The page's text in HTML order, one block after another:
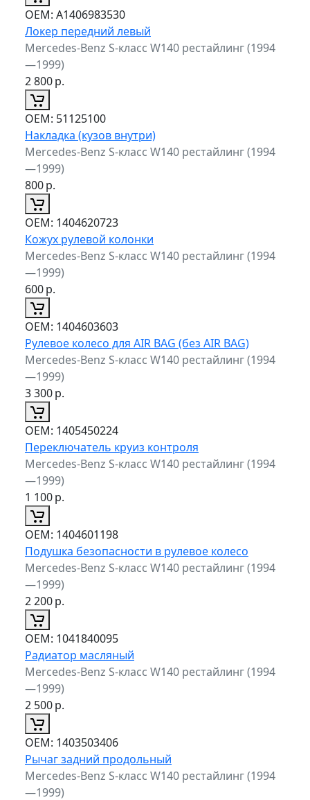
ОЕМ: A1406983530
Локер передний левый
Mercedes-Benz S-класс W140 рестайлинг (1994
—1999)
2 800р.
ОЕМ: 51125100
Накладка (кузов внутри)
Mercedes-Benz S-класс W140 рестайлинг (1994
—1999)
800р.
ОЕМ: 1404620723
Кожух рулевой колонки
Mercedes-Benz S-класс W140 рестайлинг (1994
—1999)
600р.
ОЕМ: 1404603603
Рулевое колесо для AIR BAG (без AIR BAG)
Mercedes-Benz S-класс W140 рестайлинг (1994
—1999)
3 300р.
ОЕМ: 1405450224
Переключатель круиз контроля
Mercedes-Benz S-класс W140 рестайлинг (1994
—1999)
1 100р.
ОЕМ: 1404601198
Подушка безопасности в рулевое колесо
Mercedes-Benz S-класс W140 рестайлинг (1994
—1999)
2 200р.
ОЕМ: 1041840095
Радиатор масляный
Mercedes-Benz S-класс W140 рестайлинг (1994
—1999)
2 500р.
ОЕМ: 1403503406
Рычаг задний продольный
Mercedes-Benz S-класс W140 рестайлинг (1994
—1999)